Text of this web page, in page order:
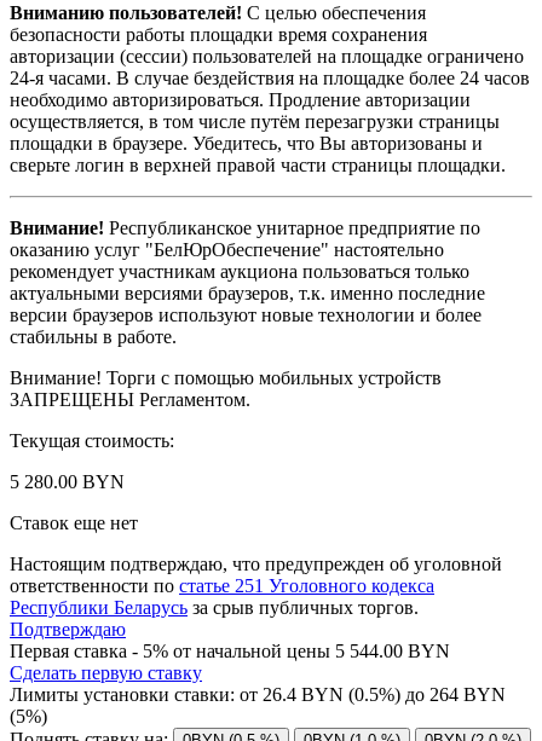
Вниманию пользователей! С целью обеспечения
безопасности работы площадки время сохранения
авторизации (сессии) пользователей на площадке ограничено
24-я часами. В случае бездействия на площадке более 24 часов
необходимо авторизироваться. Продление авторизации
осуществляется, в том числе путём перезагрузки страницы
площадки в браузере. Убедитесь, что Вы авторизованы и
сверьте логин в верхней правой части страницы площадки.
Внимание! Республиканское унитарное предприятие по
оказанию услуг "БелЮрОбеспечение" настоятельно
рекомендует участникам аукциона пользоваться только
актуальными версиями браузеров, т.к. именно последние
версии браузеров используют новые технологии и более
стабильны в работе.
Внимание! Торги с помощью мобильных устройств
ЗАПРЕЩЕНЫ Регламентом.
Текущая стоимость:
5 280.00 BYN
Ставок еще нет
Настоящим подтверждаю, что предупрежден об уголовной
ответственности по статье 251 Уголовного кодекса
Республики Беларусь за срыв публичных торгов.
Подтверждаю
Первая ставка - 5% от начальной цены 5 544.00 BYN
Сделать первую ставку
Лимиты установки ставки: от 26.4 BYN (0.5%) до 264 BYN
(5%)